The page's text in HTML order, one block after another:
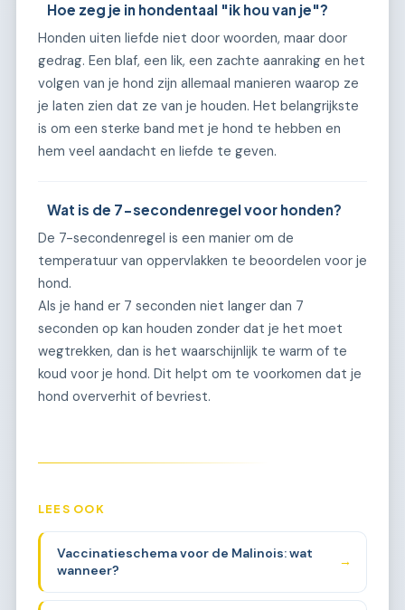
Hoe zeg je in hondentaal "ik hou van je"?
Honden uiten liefde niet door woorden, maar door
gedrag. Een blaf, een lik, een zachte aanraking en het
volgen van je hond zijn allemaal manieren waarop ze
je laten zien dat ze van je houden. Het belangrijkste
is om een sterke band met je hond te hebben en
hem veel aandacht en liefde te geven.
Wat is de 7-secondenregel voor honden?
De 7-secondenregel is een manier om de
temperatuur van oppervlakken te beoordelen voor je
hond.
Als je hand er 7 seconden niet langer dan 7
seconden op kan houden zonder dat je het moet
wegtrekken, dan is het waarschijnlijk te warm of te
koud voor je hond. Dit helpt om te voorkomen dat je
hond oververhit of bevriest.
LEES OOK
Vaccinatieschema voor de Malinois: wat
wanneer?
→